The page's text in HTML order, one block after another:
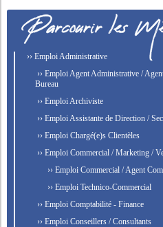
›› Emploi Administrative
›› Emploi Agent Administrative /
Bureau
›› Emploi Archiviste
›› Emploi Assistante de Direction /
›› Emploi Chargé(e)s Clientèles
›› Emploi Commercial / Marketing /
›› Emploi Commercial / Agent
›› Emploi Technico-Commercial
›› Emploi Comptabilité - Finance
›› Emploi Conseillers / Consultants